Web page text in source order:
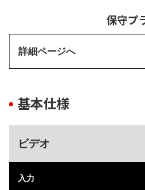
保守プ
詳細ページへ
基本仕様
ビデオ
入力